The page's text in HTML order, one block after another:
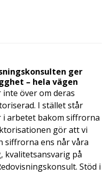
ger
– hela vägen
över om deras
I stället står
arbetet bakom siffrorna
gör att vi
siffrorna ens når våra
kvalitetsansvarig på
Stöd i